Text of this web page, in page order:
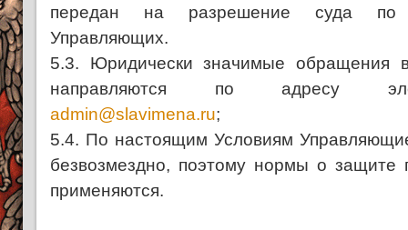
передан на разрешение суда по
Управляющих.
5.3. Юридически значимые обращения
направляются по адресу
admin@slavimena.ru;
5.4. По настоящим Условиям
безвозмездно, поэтому нормы о защите
применяются.